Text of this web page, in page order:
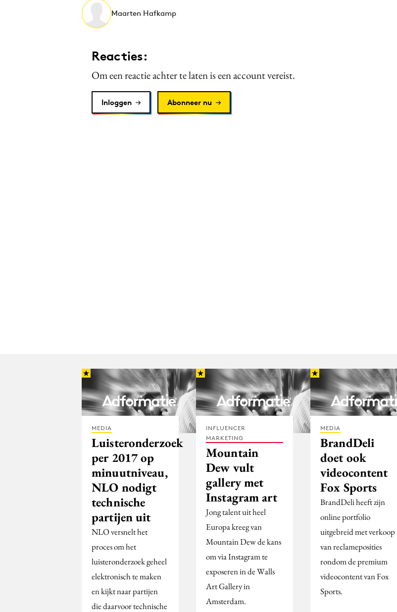
Maarten Hafkamp
Reacties:
Om een reactie achter te laten is een account vereist.
Inloggen Abonneer nu
MEDIA
Luisteronderzoek
per 2017 op
minuutniveau,
NLO nodigt
technische
partijen uit
NLO versnelt het
proces om het
luisteronderzoek geheel
elektronisch te maken
en kijkt naar partijen
die daarvoor technische
INFLUENCER
MARKETING
Mountain
Dew vult
gallery met
Instagram art
Jong talent uit heel
Europa kreeg van
Mountain Dew de kans
om via Instagram te
exposeren in de Walls
Art Gallery in
Amsterdam.
MEDIA
BrandDeli
doet ook
videocontent
Fox Sports
BrandDeli heeft zijn
online portfolio
uitgebreid met verkoop
van reclameposities
rondom de premium
videocontent van Fox
Sports.